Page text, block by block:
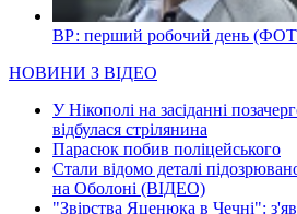
ВР: перший робочий день
НОВИНИ З ВІДЕО
У Нікополі на засіданні
відбулася стрілянина
Парасюк побив поліцейського
Стали відомо деталі
на Оболоні (ВІДЕО)
"Звірства Яценюка в Чечні":